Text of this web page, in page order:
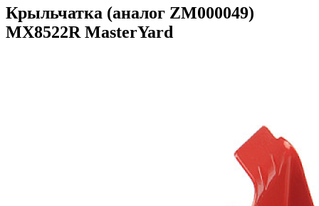
Крыльчатка (аналог ZM000049)
MX8522R MasterYard